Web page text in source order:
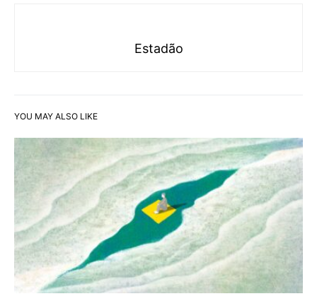
Estadão
YOU MAY ALSO LIKE